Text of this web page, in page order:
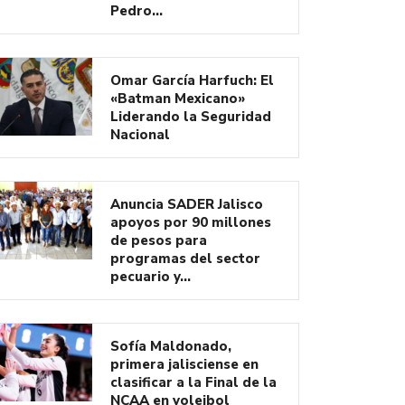
Pedro…
Omar García Harfuch: El
«Batman Mexicano»
Liderando la Seguridad
Nacional
Anuncia SADER Jalisco
apoyos por 90 millones
de pesos para
programas del sector
pecuario y…
Sofía Maldonado,
primera jalisciense en
clasificar a la Final de la
NCAA en voleibol